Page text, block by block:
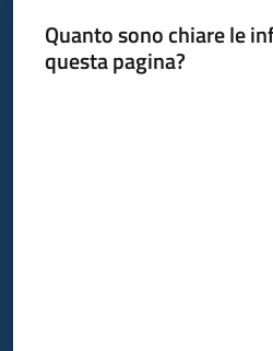
Quanto sono chiare le
questa pagina?